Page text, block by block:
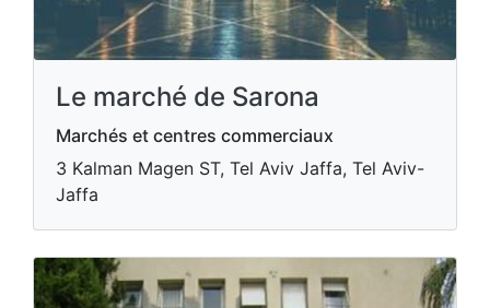
Le marché de Sarona
Marchés et centres commerciaux
3 Kalman Magen ST, Tel Aviv Jaffa, Tel Aviv-
Jaffa